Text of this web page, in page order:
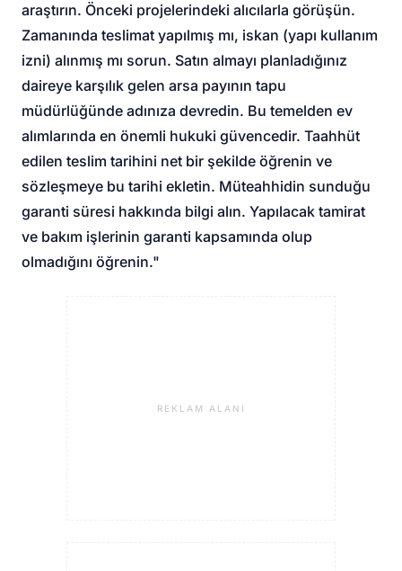
araştırın. Önceki projelerindeki alıcılarla görüşün.
Zamanında teslimat yapılmış mı, iskan (yapı kullanım
izni) alınmış mı sorun. Satın almayı planladığınız
daireye karşılık gelen arsa payının tapu
müdürlüğünde adınıza devredin. Bu temelden ev
alımlarında en önemli hukuki güvencedir. Taahhüt
edilen teslim tarihini net bir şekilde öğrenin ve
sözleşmeye bu tarihi ekletin. Müteahhidin sunduğu
garanti süresi hakkında bilgi alın. Yapılacak tamirat
ve bakım işlerinin garanti kapsamında olup
olmadığını öğrenin."
REKLAM ALANI